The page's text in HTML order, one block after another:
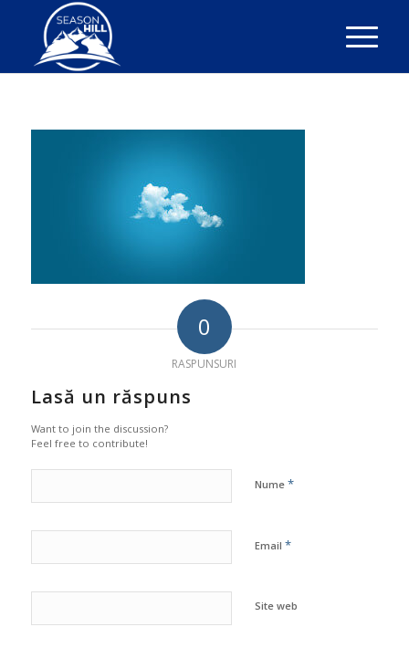
0
RASPUNSURI
Lasă un răspuns
Want to join the discussion?
Feel free to contribute!
Nume *
Email *
Site web